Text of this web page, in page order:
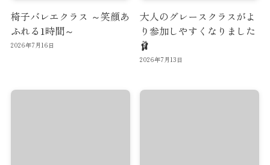
椅子バレエクラス ～笑顔あ
ふれる1時間～
2026年7月16日
大人のグレースクラスがよ
り参加しやすくなりました
🩰
2026年7月13日